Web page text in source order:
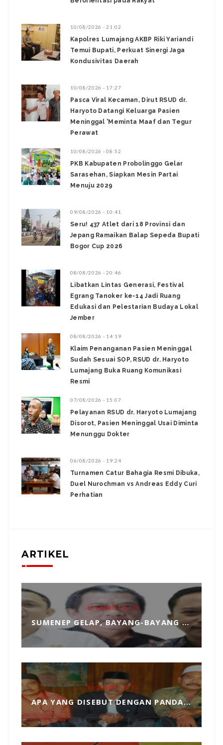
10/08/2026 - 21:02
‎Kapolres Lumajang AKBP Riki Yariandi
Temui Bupati, Perkuat Sinergi Jaga
Kondusivitas Daerah
10/08/2026 - 17:27
‎Pasca Viral Kecaman, Dirut RSUD dr.
Haryoto Datangi Keluarga Pasien
Meninggal 'Meminta Maaf dan Tegur
Perawat ‎
10/08/2026 - 08:52
PKB Kabupaten Probolinggo Gelar
Sarasehan, Siapkan Mesin Partai
Menuju 2029
09/08/2026 - 10:41
Seru! 437 Atlet dari 18 Provinsi dan
Jepang Ramaikan Balap Sepeda Bupati
Bogor Cup 2026
08/08/2026 - 20:46
Libatkan Lintas Generasi, Festival
Egrang Tanoker ke-14 Jadi Ruang
Edukasi dan Pelestarian Budaya Lokal
Jember
08/08/2026 - 14:19
Klaim Penanganan Pasien Meninggal
Sudah Sesuai SOP, RSUD dr. Haryoto
Lumajang Buka Ruang Komunikasi
Resmi
07/08/2026 - 15:07
Pelayanan RSUD dr. Haryoto Lumajang
Disorot, Pasien Meninggal Usai Diminta
Menunggu Dokter
06/08/2026 - 19:24
Turnamen Catur Bahagia Resmi Dibuka,
Duel Nurochman vs Andreas Eddy Curi
Perhatian
ARTIKEL
12/01/2026 - 14:39
SUMENEP GELAP, BAYANG-BAYANG MATAHARI KEMBAR HANTUI PENGANGKATAN SEKDA
14/10/2025 - 14:53
APA YANG DISEBUT DENGAN PANDANGAN DUNIA, MARI KITA ULAS SECARA SEDERHANA